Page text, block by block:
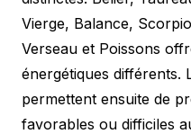
Vierge, Balance,
Verseau et Poissons
énergétiques différents.
permettent ensuite de
favorables ou difficiles